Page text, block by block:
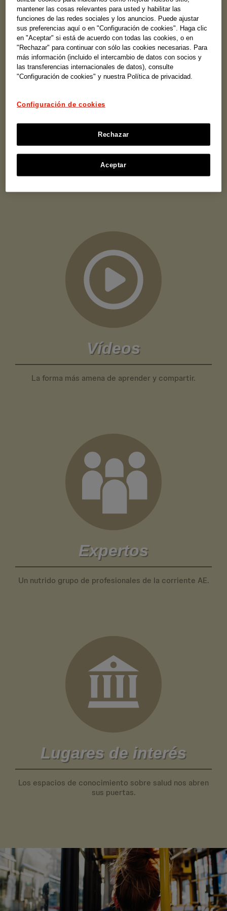
Áreas de salud
Todas las rutas están organizadas por patologías.
Vídeos
La forma más amena de aprender y compartir.
Expertos
Un nutrido grupo de profesionales de la corriente AE.
Lugares de interés
Los espacios de conocimiento sobre salud nos abren
sus puertas.
mantener las cosas relevantes para usted y habilitar las
funciones de las redes sociales y los anuncios. Puede ajustar
sus preferencias aquí o en "Configuración de cookies". Haga clic
en "Aceptar" si está de acuerdo con todas las cookies, o en
"Rechazar" para continuar con sólo las cookies necesarias. Para
más información (incluido el intercambio de datos con socios y
las transferencias internacionales de datos), consulte
"Configuración de cookies" y nuestra Política de privacidad.
Configuración de cookies
Rechazar
Aceptar